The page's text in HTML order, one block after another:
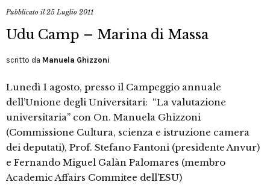
Pubblicato il25 Luglio 2011
Udu Camp – Marina di Massa
scritto da Manuela Ghizzoni
Lunedì 1 agosto, presso il Campeggio annuale
dell’Unione degli Universitari: “La valutazione
universitaria” con On. Manuela Ghizzoni
(Commissione Cultura, scienza e istruzione camera
dei deputati), Prof. Stefano Fantoni (presidente Anvur)
e Fernando Miguel Galàn Palomares (membro
Academic Affairs Commitee dell’ESU)